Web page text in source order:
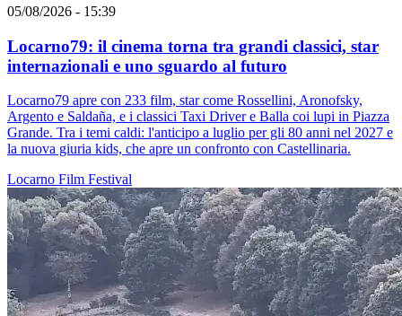
05/08/2026 - 15:39
Locarno79: il cinema torna tra grandi classici, star
internazionali e uno sguardo al futuro
Locarno79 apre con 233 film, star come Rossellini, Aronofsky,
Argento e Saldaña, e i classici Taxi Driver e Balla coi lupi in Piazza
Grande. Tra i temi caldi: l'anticipo a luglio per gli 80 anni nel 2027 e
la nuova giuria kids, che apre un confronto con Castellinaria.
Locarno Film Festival